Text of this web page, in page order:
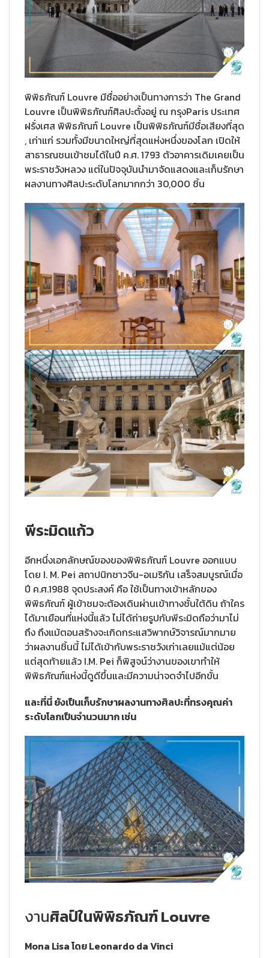
พิพิธภัณฑ์ Louvre มีชื่ออย่างเป็นทางการว่า The Grand
Louvre เป็นพิพิธภัณฑ์ศิลปะตั้งอยู่ ณ กรุงParis ประเทศ
ฝรั่งเศส พิพิธภัณฑ์ Louvre เป็นพิพิธภัณฑ์มีชื่อเสียงที่สุด
, เก่าแก่ รวมทั้งมีขนาดใหญ่ที่สุดแห่งหนึ่งของโลก เปิดให้
สาธารณชนเข้าชมได้ในปี ค.ศ. 1793 ตัวอาคารเดิมเคยเป็น
พระราชวังหลวง แต่ในปัจจุบันนำมาจัดแสดงและเก็บรักษา
ผลงานทางศิลปะระดับโลกมากกว่า 30,000 ชิ้น
พีระมิดแก้ว
อีกหนึ่งเอกลักษณ์ของของพิพิธภัณฑ์ Louvre ออกแบบ
โดย I. M. Pei สถาปนิกชาวจีน-อเมริกัน เสร็จสมบูรณ์เมื่อ
ปี ค.ศ.1988 จุดประสงค์ คือ ใช้เป็นทางเข้าหลักของ
พิพิธภัณฑ์ ผู้เข้าชมจะต้องเดินผ่านเข้าทางชั้นใต้ดิน ถ้าใคร
ได้มาเยือนที่แห่งนี้แล้ว ไม่ได้ถ่ายรูปกับพีระมิดถือว่ามาไม่
ถึง ถึงแม้ตอนสร้างจะเกิดกระแสวิพากษ์วิจารณ์มากมาย
ว่าผลงานชิ้นนี้ ไม่ได้เข้ากับพระราชวังเก่าเลยแม้แต่น้อย
แต่สุดท้ายแล้ว I.M. Pei ก็พิสูจน์ว่างานของเขาทำให้
พิพิธภัณฑ์แห่งนี้ดูดีขึ้นและมีความน่าจดจำไปอีกขั้น
และที่นี่ ยังเป็นเก็บรักษาผลงานทางศิลปะที่ทรงคุณค่า
ระดับโลกเป็นจำนวนมาก เช่น
งานศิลป์ในพิพิธภัณฑ์ Louvre
Mona Lisa โดย Leonardo da Vinci